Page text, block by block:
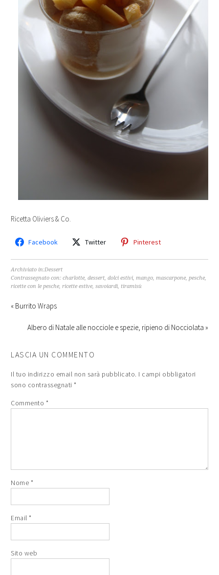
Ricetta Oliviers & Co.
Facebook Twitter Pinterest
Archiviato in:Dessert
Contrassegnato con:charlotte,dessert,dolci estivi,mango,mascarpone,pesche,
ricette con le pesche,ricette estive,savoiardi, tiramisù
« Burrito Wraps
Albero di Natale alle nocciole e spezie, ripieno di Nocciolata »
LASCIA UN COMMENTO
Il tuo indirizzo email non sarà pubblicato. I campi obbligatori
sono contrassegnati*
Commento *
Nome *
Email*
Sito web